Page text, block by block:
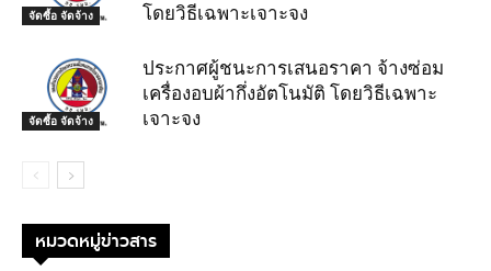
จัดซื้อ จัดจ้าง
โดยวิธีเฉพาะเจาะจง
จัดซื้อ จัดจ้าง
ประกาศผู้ชนะการเสนอราคา จ้างซ่อม
เครื่องอบผ้ากึ่งอัตโนมัติ โดยวิธีเฉพาะ
เจาะจง
หมวดหมู่ข่าวสาร